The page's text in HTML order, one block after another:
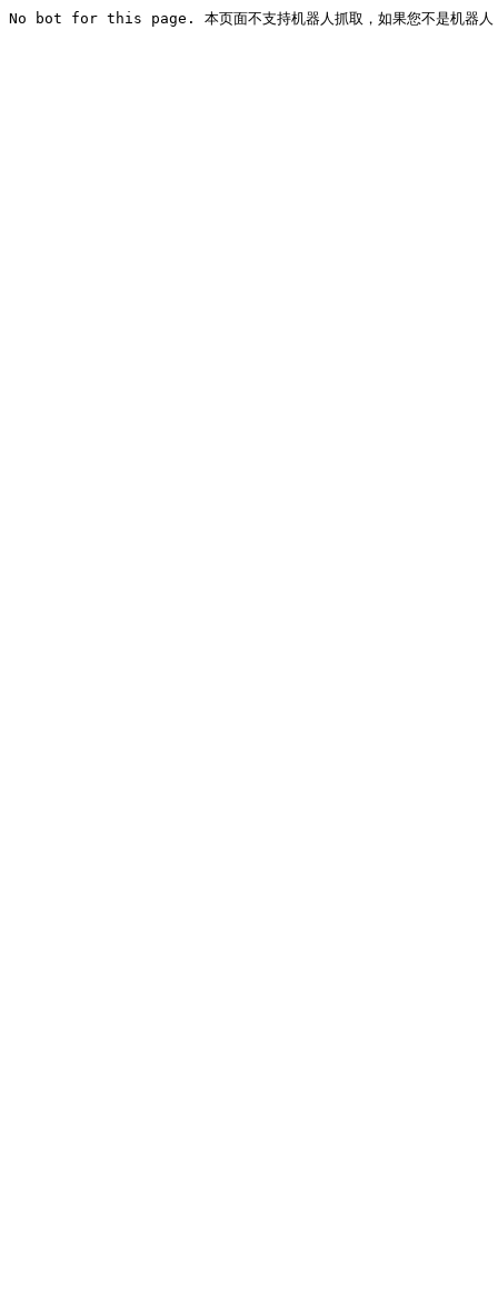
No bot for this page. 本页面不支持机器人抓取，如果您不是机器人，